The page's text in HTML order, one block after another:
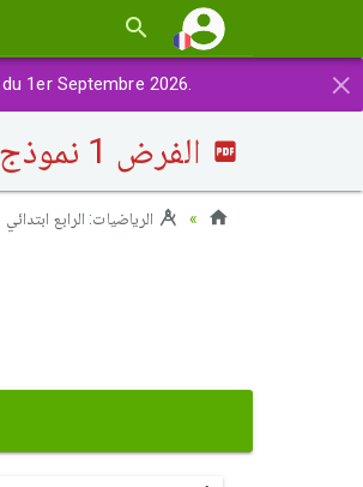
×
1er Septembre 2026.
الفرض 1 نموذج 5 - الرياضيات رابع إبتدائي الدورة الأولى
الرياضيات: الرابع ابتدائي